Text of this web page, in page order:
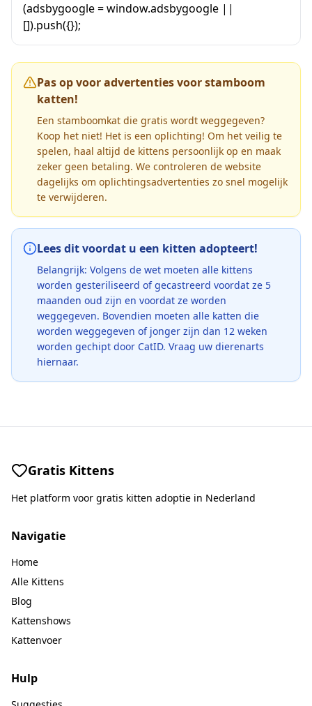
(adsbygoogle = window.adsbygoogle ||
[]).push({});
Pas op voor advertenties voor stamboom
katten!
Een stamboomkat die gratis wordt weggegeven?
Koop het niet! Het is een oplichting! Om het veilig te
spelen, haal altijd de kittens persoonlijk op en maak
zeker geen betaling. We controleren de website
dagelijks om oplichtingsadvertenties zo snel mogelijk
te verwijderen.
Lees dit voordat u een kitten adopteert!
Belangrijk: Volgens de wet moeten alle kittens
worden gesteriliseerd of gecastreerd voordat ze 5
maanden oud zijn en voordat ze worden
weggegeven. Bovendien moeten alle katten die
worden weggegeven of jonger zijn dan 12 weken
worden gechipt door CatID. Vraag uw dierenarts
hiernaar.
Gratis Kittens
Het platform voor gratis kitten adoptie in Nederland
Navigatie
Home
Alle Kittens
Blog
Kattenshows
Kattenvoer
Hulp